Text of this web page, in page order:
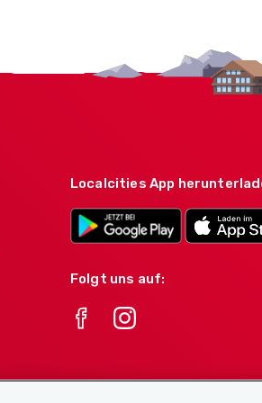
Localcities App
Folgt uns auf: